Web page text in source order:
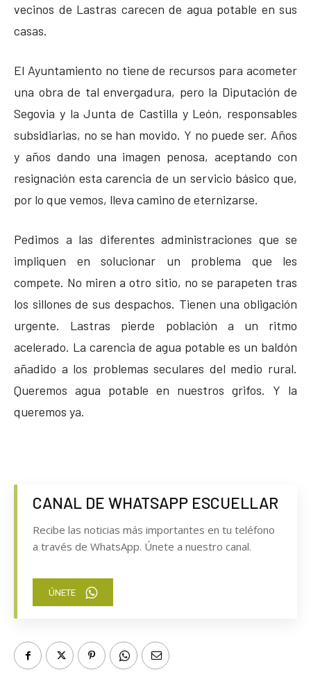
vecinos de Lastras carecen de agua potable en sus
casas.
El Ayuntamiento no tiene de recursos para acometer
una obra de tal envergadura, pero la Diputación de
Segovia y la Junta de Castilla y León, responsables
subsidiarias, no se han movido. Y no puede ser. Años
y años dando una imagen penosa, aceptando con
resignación esta carencia de un servicio básico que,
por lo que vemos, lleva camino de eternizarse.
Pedimos a las diferentes administraciones que se
impliquen en solucionar un problema que les
compete. No miren a otro sitio, no se parapeten tras
los sillones de sus despachos. Tienen una obligación
urgente. Lastras pierde población a un ritmo
acelerado. La carencia de agua potable es un baldón
añadido a los problemas seculares del medio rural.
Queremos agua potable en nuestros grifos. Y la
queremos ya.
CANAL DE WHATSAPP ESCUELLAR
Recibe las noticias más importantes en tu teléfono
a través de WhatsApp. Únete a nuestro canal.
ÚNETE